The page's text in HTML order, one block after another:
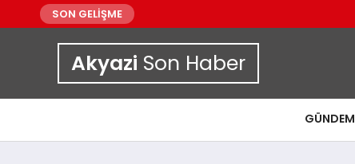
SON GELİŞME
Akyazi Son Haber
GÜNDEM